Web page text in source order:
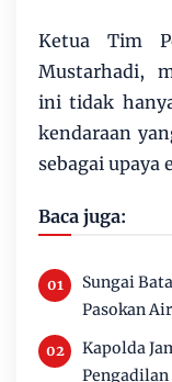
Ketua Tim
Mustarhadi,
ini tidak
kendaraan
sebagai upaya
Baca juga:
Sungai
Pasokan
Kapolda